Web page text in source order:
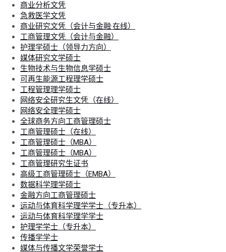
商业分析文凭
急救医学文凭
商业研究文凭（会计与金融·在线）
工商管理文凭（会计与金融）
护理学硕士（领导力方向）
媒体研究文学硕士
生物技术与生物信息学硕士
可再生能源工程理学硕士
工程管理理学硕士
网络安全研究生文凭（在线）
网络安全理学硕士
全球商务方向工商管理硕士
工商管理硕士（在线）
工商管理硕士（MBA）
工商管理硕士（MBA）
工商管理研究生证书
高级工商管理硕士（EMBA）
数据科学理学硕士
金融方向工商管理硕士
运动与体育科学理学学士（专升本）
运动与体育科学理学学士
护理学学士（专升本）
传播学学士
媒体与传播文学荣誉学士